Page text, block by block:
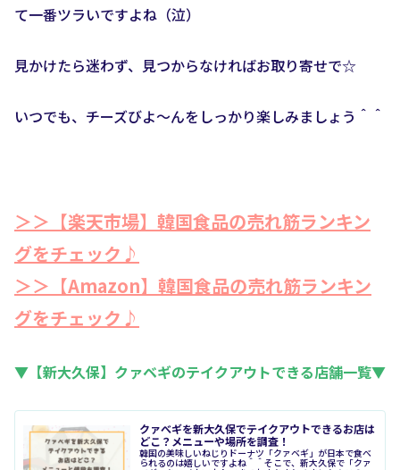
て一番ツラいですよね（泣）
見かけたら迷わず、見つからなければお取り寄せで☆
いつでも、チーズびよ〜んをしっかり楽しみましょう＾＾
＞＞【楽天市場】韓国食品の売れ筋ランキン
グをチェック♪
＞＞【Amazon】韓国食品の売れ筋ランキン
グをチェック♪
▼【新大久保】クァベギのテイクアウトできる店舗一覧▼
クァべギを新大久保でテイクアウトできるお店は
どこ？メニューや場所を調査！
韓国の美味しいねじりドーナツ「クァベギ」が日本で食べ
られるのは嬉しいですよね＾＾そこで、新大久保で「クァ